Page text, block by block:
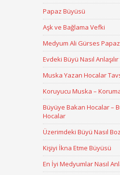
Papaz Büyüsü
Aşk ve Bağlama Vefki
Medyum Ali Gürses
Evdeki Büyü Nasıl
Muska Yazan Hocalar
Koruyucu Muska –
Büyüye Bakan Hocalar –
Hocalar
Üzerimdeki Büyü Nasıl
Kişiyi İkna Etme Büyüsü
En İyi Medyumlar Nasıl